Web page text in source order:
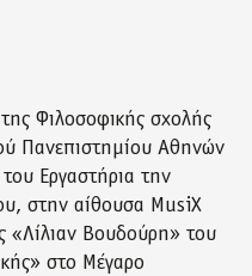
Φιλοσοφικής σχολής
Πανεπιστημίου Αθηνών
του Εργαστήρια την
στην αίθουσα MusiX
«Λίλιαν Βουδούρη» του
στο Μέγαρο